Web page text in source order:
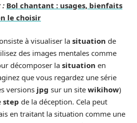
: Bol chantant : usages, bienfaits
le choisir
à visualiser la situation de
des images mentales comme
décomposer lasituation en
que vous regardez une série
versions jpg sur un site wikihow)
step de la déception. Cela peut
en traitant la situation comme une